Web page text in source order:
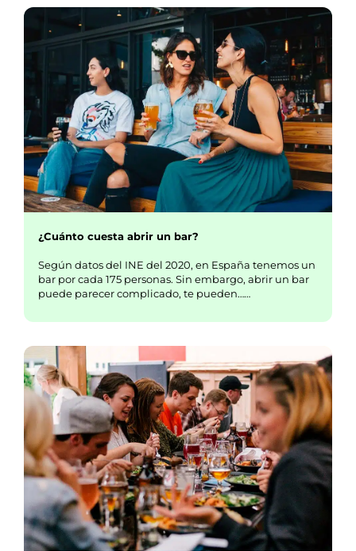
¿Cuánto cuesta abrir un bar?
Según datos del INE del 2020, en España tenemos un
bar por cada 175 personas. Sin embargo, abrir un bar
puede parecer complicado, te pueden……